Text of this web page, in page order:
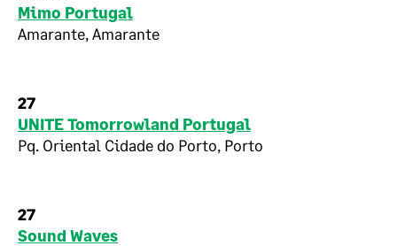
Mimo Portugal
Amarante, Amarante
27
UNITE Tomorrowland Portugal
Pq. Oriental Cidade do Porto, Porto
27
Sound Waves